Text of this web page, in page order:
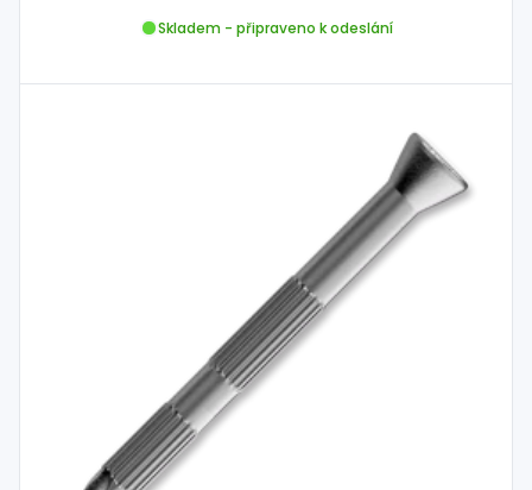
Skladem - připraveno k odeslání